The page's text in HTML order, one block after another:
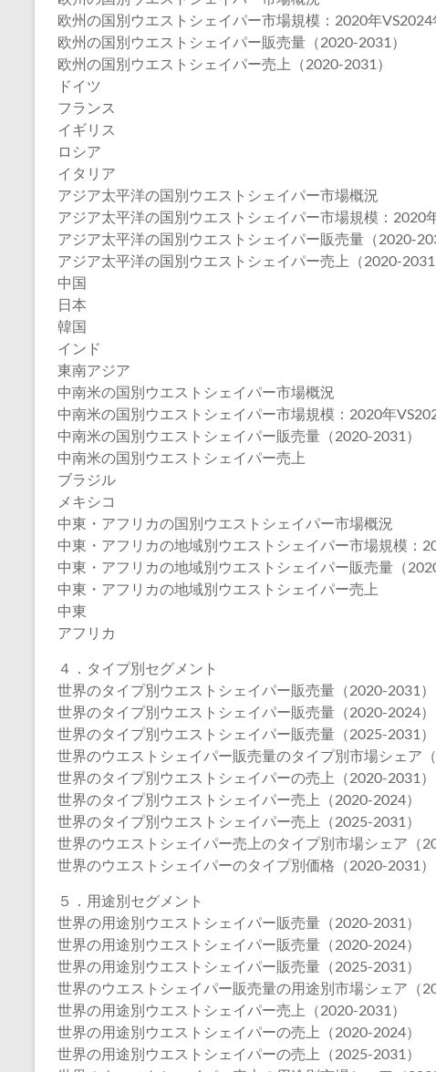
欧州の国別ウエストシェイパー市場規模：2020年VS2024
欧州の国別ウエストシェイパー販売量（2020-2031）
欧州の国別ウエストシェイパー売上（2020-2031）
ドイツ
フランス
イギリス
ロシア
イタリア
アジア太平洋の国別ウエストシェイパー市場概況
アジア太平洋の国別ウエストシェイパー市場規模：2020
アジア太平洋の国別ウエストシェイパー販売量（2020-
アジア太平洋の国別ウエストシェイパー売上（2020-2031
中国
日本
韓国
インド
東南アジア
中南米の国別ウエストシェイパー市場概況
中南米の国別ウエストシェイパー市場規模：2020年
中南米の国別ウエストシェイパー販売量（2020-2031）
中南米の国別ウエストシェイパー売上
ブラジル
メキシコ
中東・アフリカの国別ウエストシェイパー市場概況
中東・アフリカの地域別ウエストシェイパー市場規模：
中東・アフリカの地域別ウエストシェイパー販売量（
中東・アフリカの地域別ウエストシェイパー売上
中東
アフリカ
４．タイプ別セグメント
世界のタイプ別ウエストシェイパー販売量（2020-2031）
世界のタイプ別ウエストシェイパー販売量（2020-2024）
世界のタイプ別ウエストシェイパー販売量（2025-2031）
世界のウエストシェイパー販売量のタイプ別市場シェア（
世界のタイプ別ウエストシェイパーの売上（2020-2031）
世界のタイプ別ウエストシェイパー売上（2020-2024）
世界のタイプ別ウエストシェイパー売上（2025-2031）
世界のウエストシェイパー売上のタイプ別市場シェア（
世界のウエストシェイパーのタイプ別価格（2020-2031）
５．用途別セグメント
世界の用途別ウエストシェイパー販売量（2020-2031）
世界の用途別ウエストシェイパー販売量（2020-2024）
世界の用途別ウエストシェイパー販売量（2025-2031）
世界のウエストシェイパー販売量の用途別市場シェア（
世界の用途別ウエストシェイパー売上（2020-2031）
世界の用途別ウエストシェイパーの売上（2020-2024）
世界の用途別ウエストシェイパーの売上（2025-2031）